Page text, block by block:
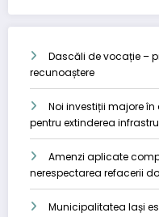
Dascăli de vocație –
recunoaștere
Noi investiții majore
pentru extinderea
Amenzi aplicate
nerespectarea refacerii
Municipalitatea Iași